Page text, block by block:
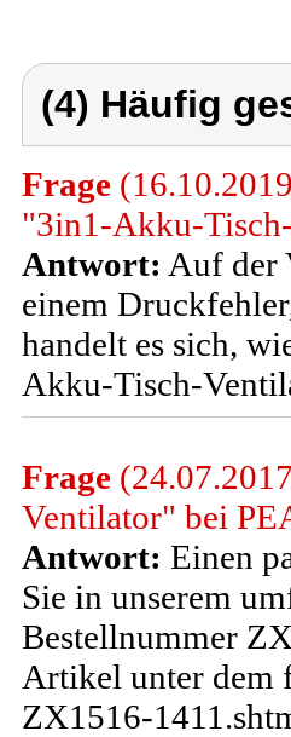
(4) Häufig
Frage
"3in1-Akku-
Antwort: Auf der
einem
handelt es sich,
Akku-Tisch-
Frage
Ventilator" bei
Antwort: Einen
Sie in unserem
Bestellnummer
Artikel unter dem
ZX1516-